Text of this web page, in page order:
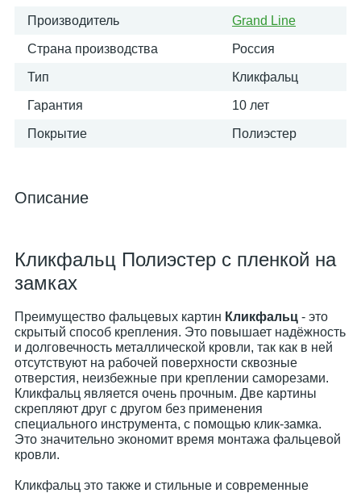
Производитель Grand Line
Страна производства Россия
Тип Кликфальц
Гарантия 10 лет
Покрытие Полиэстер
Описание
Кликфальц Полиэстер с пленкой на
замках
Преимущество фальцевых картин Кликфальц - это
скрытый способ крепления. Это повышает надёжность
и долговечность металлической кровли, так как в ней
отсутствуют на рабочей поверхности сквозные
отверстия, неизбежные при креплении саморезами.
Кликфальц является очень прочным. Две картины
скрепляют друг с другом без применения
специального инструмента, с помощью клик-замка.
Это значительно экономит время монтажа фальцевой
кровли.
Кликфальц это также и стильные и современные